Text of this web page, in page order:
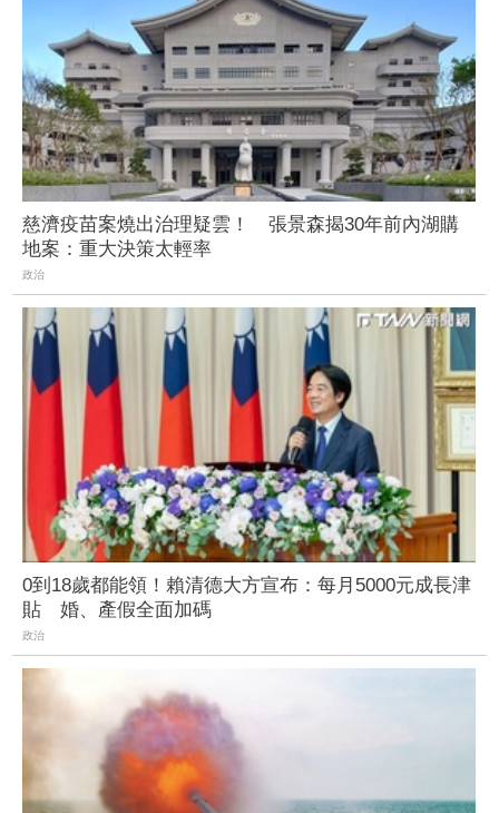
慈濟疫苗案燒出治理疑雲！ 張景森揭30年前內湖購
地案：重大決策太輕率
政治
0到18歲都能領！賴清德大方宣布：每月5000元成長津
貼 婚、產假全面加碼
政治